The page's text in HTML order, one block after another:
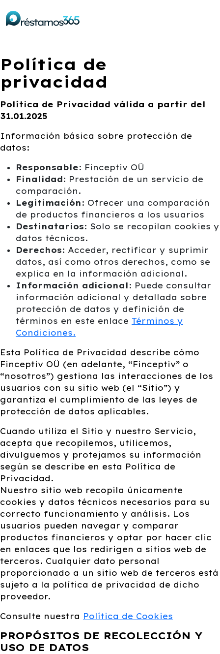
Política de
privacidad
Política de Privacidad válida a partir del
31.01.2025
Información básica sobre protección de
datos:
Responsable: Finceptiv OÜ
Finalidad: Prestación de un servicio de
comparación.
Legitimación : Ofrecer una comparación
de productos financieros a los usuarios
Destinatarios: Solo se recopilan cookies y
datos técnicos.
Derechos: Acceder, rectificar y suprimir
datos, así como otros derechos, como se
explica en la información adicional.
Información adicional : Puede consultar
información adicional y detallada sobre
protección de datos y definición de
términos en este enlace Términos y
Condiciones.
Esta Política de Privacidad describe cómo
Finceptiv OÜ (en adelante, “Finceptiv” o
“nosotros”) gestiona las interacciones de los
usuarios con su sitio web (el “Sitio”) y
garantiza el cumplimiento de las leyes de
protección de datos aplicables.
Cuando utiliza el Sitio y nuestro Servicio,
acepta que recopilemos, utilicemos,
divulguemos y protejamos su información
según se describe en esta Política de
Privacidad.
Nuestro sitio web recopila únicamente
cookies y datos técnicos necesarios para su
correcto funcionamiento y análisis. Los
usuarios pueden navegar y comparar
productos financieros y optar por hacer clic
en enlaces que los redirigen a sitios web de
terceros. Cualquier dato personal
proporcionado a un sitio web de terceros está
sujeto a la política de privacidad de dicho
proveedor.
Consulte nuestra Política de Cookies
PROPÓSITOS DE RECOLECCIÓN Y
USO DE DATOS